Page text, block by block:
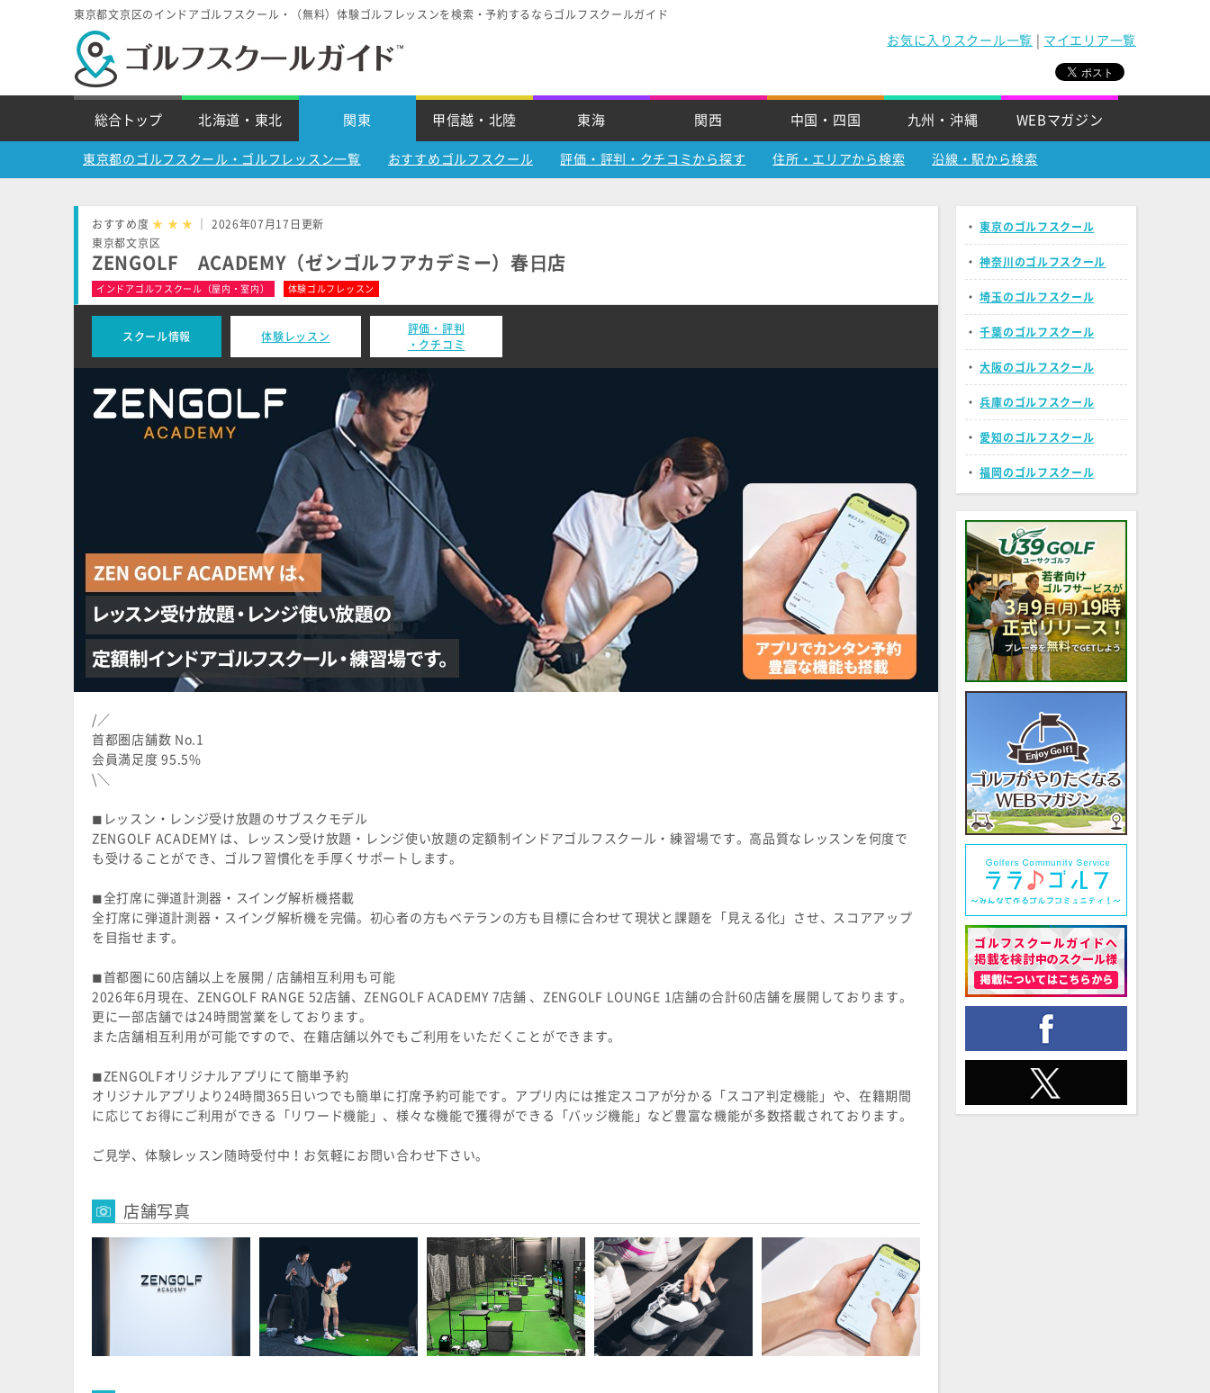
東京都文京区のインドアゴルフスクール・（無料）体験ゴルフレッスンを検索・予約するならゴルフスクールガイド
お気に入りスクール一覧 マイエリア一覧
総合トップ 北海道・東北 関東 甲信越・北陸 東海 関西 中国・四国 九州・沖縄 WEBマガジン
東京都のゴルフスクール・ゴルフレッスン一覧 おすすめゴルフスクール 評価・評判・クチコミから探す 住所・エリアから検索 沿線・駅から検索
おすすめ度 ★ ★ ★
｜ 2026年07月17日更新
東京都文京区
ZENGOLF ACADEMY（ゼンゴルフアカデミー）春⽇店
インドアゴルフスクール（屋内・室内） 体験ゴルフレッスン
スクール情報 体験レッスン
評価・評判
・クチコミ
/／
首都圏店舗数 No.1
会員満足度 95.5%
\＼
◼︎レッスン・レンジ受け放題のサブスクモデル
ZENGOLF ACADEMY は、レッスン受け放題・レンジ使い放題の定額制インドアゴルフスクール・練習場です。高品質なレッスンを何度で
も受けることができ、ゴルフ習慣化を手厚くサポートします。
◼︎全打席に弾道計測器・スイング解析機搭載
全打席に弾道計測器・スイング解析機を完備。初心者の方もベテランの方も目標に合わせて現状と課題を「見える化」させ、スコアアップ
を目指せます。
◼︎首都圏に60店舗以上を展開 / 店舗相互利用も可能
2026年6月現在、ZENGOLF RANGE 52店舗、ZENGOLF ACADEMY 7店舗 、ZENGOLF LOUNGE 1店舗の合計60店舗を展開しております。
更に一部店舗では24時間営業をしております。
また店舗相互利用が可能ですので、在籍店舗以外でもご利用をいただくことができます。
◼︎ZENGOLFオリジナルアプリにて簡単予約
オリジナルアプリより24時間365日いつでも簡単に打席予約可能です。アプリ内には推定スコアが分かる「スコア判定機能」や、在籍期間
に応じてお得にご利用ができる「リワード機能」、様々な機能で獲得ができる「バッジ機能」など豊富な機能が多数搭載されております。
ご見学、体験レッスン随時受付中！お気軽にお問い合わせ下さい。
店舗写真
・東京のゴルフスクール
・神奈川のゴルフスクール
・埼玉のゴルフスクール
・千葉のゴルフスクール
・大阪のゴルフスクール
・兵庫のゴルフスクール
・愛知のゴルフスクール
・福岡のゴルフスクール